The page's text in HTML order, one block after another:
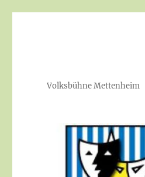
Volksbühne Mettenheim